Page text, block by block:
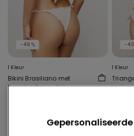
-46%
1 Kleur
Bikini Brasiliano met
Bandjes Boho-Stijl
-
1 Kleur